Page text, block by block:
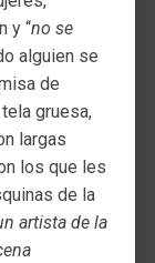
y “no se
alguien se
de
gruesa,
largas
los que les
de la
artista de la